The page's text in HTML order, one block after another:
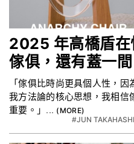
2025 年高橋盾在
傢俱，還有蓋一
「傢俱比時尚更具個人性，
我方法論的核心思想，我相信
重要。」...
#JUN TAKAHASHI